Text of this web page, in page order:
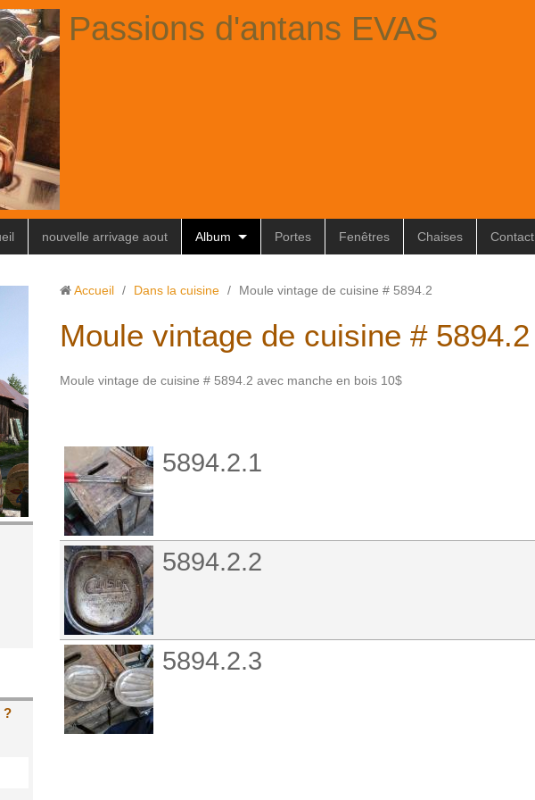
Passions d'antans EVAS
nouvelle arrivage aout Album Portes Fenêtres Chaises Contact
?
Accueil / Dans la cuisine / Moule vintage de cuisine # 5894.2
Moule vintage de cuisine # 5894.2
Moule vintage de cuisine # 5894.2 avec manche en bois 10$
5894.2.1
5894.2.2
5894.2.3